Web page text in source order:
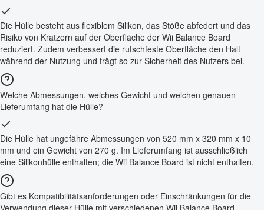
Die Hülle besteht aus flexiblem Silikon, das Stöße abfedert und das
Risiko von Kratzern auf der Oberfläche der Wii Balance Board
reduziert. Zudem verbessert die rutschfeste Oberfläche den Halt
während der Nutzung und trägt so zur Sicherheit des Nutzers bei.
Welche Abmessungen, welches Gewicht und welchen genauen
Lieferumfang hat die Hülle?
Die Hülle hat ungefähre Abmessungen von 520 mm x 320 mm x 10
mm und ein Gewicht von 270 g. Im Lieferumfang ist ausschließlich
eine Silikonhülle enthalten; die Wii Balance Board ist nicht enthalten.
Gibt es Kompatibilitätsanforderungen oder Einschränkungen für die
Verwendung dieser Hülle mit verschiedenen Wii Balance Board-